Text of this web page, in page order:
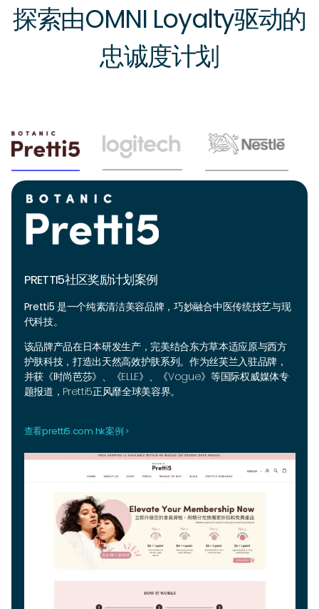
探索由OMNI Loyalty驱动的
忠诚度计划
PRETTI5社区奖励计划案例
Pretti5 是一个纯素清洁美容品牌，巧妙融合中医传统技艺与现
代科技。
该品牌产品在日本研发生产，完美结合东方草本适应原与西方
护肤科技，打造出天然高效护肤系列。作为丝芙兰入驻品牌，
并获《时尚芭莎》、《ELLE》、《Vogue》等国际权威媒体专
题报道，Pretti5正风靡全球美容界。
查看pretti5.com.hk案例 navigate_next